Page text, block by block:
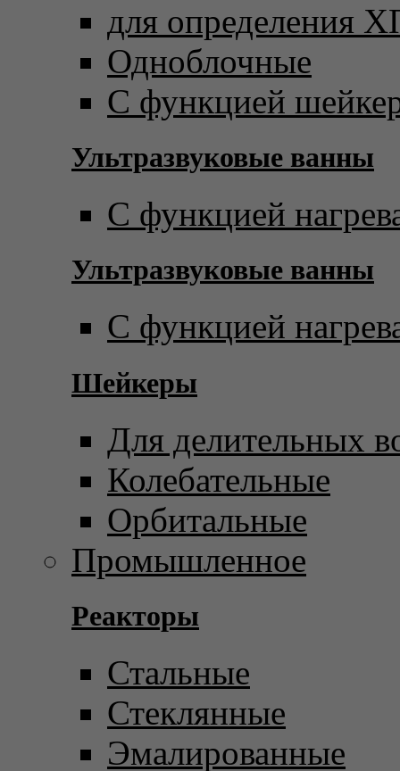
для определения
Одноблочные
С функцией
Ультразвуковые ванны
С функцией
Ультразвуковые ванны
С функцией
Шейкеры
Для делительных
Колебательные
Орбитальные
Промышленное
Реакторы
Стальные
Стеклянные
Эмалированные